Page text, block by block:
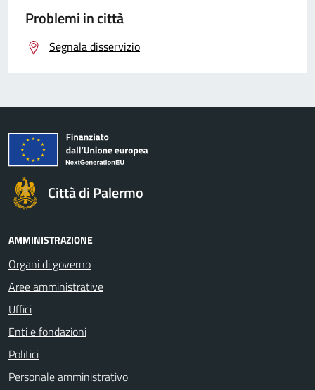
Problemi in città
Segnala disservizio
Città di Palermo
AMMINISTRAZIONE
Organi di governo
Aree amministrative
Uffici
Enti e fondazioni
Politici
Personale amministrativo